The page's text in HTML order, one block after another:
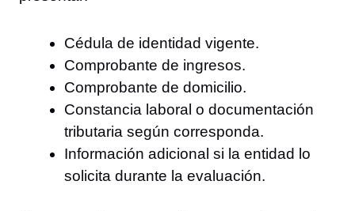
Cédula de identidad vigente.
Comprobante de ingresos.
Comprobante de domicilio.
Constancia laboral o documentación
tributaria según corresponda.
Información adicional si la entidad lo
solicita durante la evaluación.